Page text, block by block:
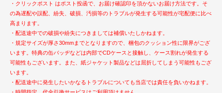
・クリックポスト はポスト投函で、お届け確認印を頂かないお届け方法です。そ
の為遅配や誤配、紛失、破損、汚損等のトラブルが発生する可能性が宅配便に比べ
高まります。
・配送途中での破損や紛失につきましては補償いたしかねます。
・規定サイズが厚さ30mmまでとなりますので、梱包のクッション性に限界がござ
います。特典の缶バッヂなどは内部でCDケースと接触し、ケース割れが発生する
可能性もございます。また、紙ジャケット製品などは屈折してしまう可能性もござ
います。
・配送途中に発生したいかなるトラブルについても当店では責任を負いかねます。